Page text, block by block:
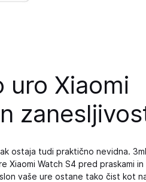
uro Xiaomi
ostaja tudi praktično nevidna.
Xiaomi Watch S4 pred praskami in
vaše ure ostane tako čist kot